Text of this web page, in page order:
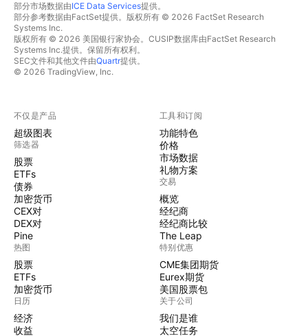
部分市场数据由ICE Data Services提供。
部分参考数据由FactSet提供。版权所有 © 2026 FactSet Research
Systems Inc.
版权所有 © 2026 美国银行家协会。CUSIP数据库由FactSet Research
Systems Inc.提供。保留所有权利。
SEC文件和其他文件由Quartr提供。
© 2026 TradingView, Inc.
不仅是产品
超级图表
筛选器
股票
ETFs
债券
加密货币
CEX对
DEX对
Pine
热图
股票
ETFs
加密货币
日历
经济
收益
工具和订阅
功能特色
价格
市场数据
礼物方案
交易
概览
经纪商
经纪商比较
The Leap
特别优惠
CME集团期货
Eurex期货
美国股票包
关于公司
我们是谁
太空任务